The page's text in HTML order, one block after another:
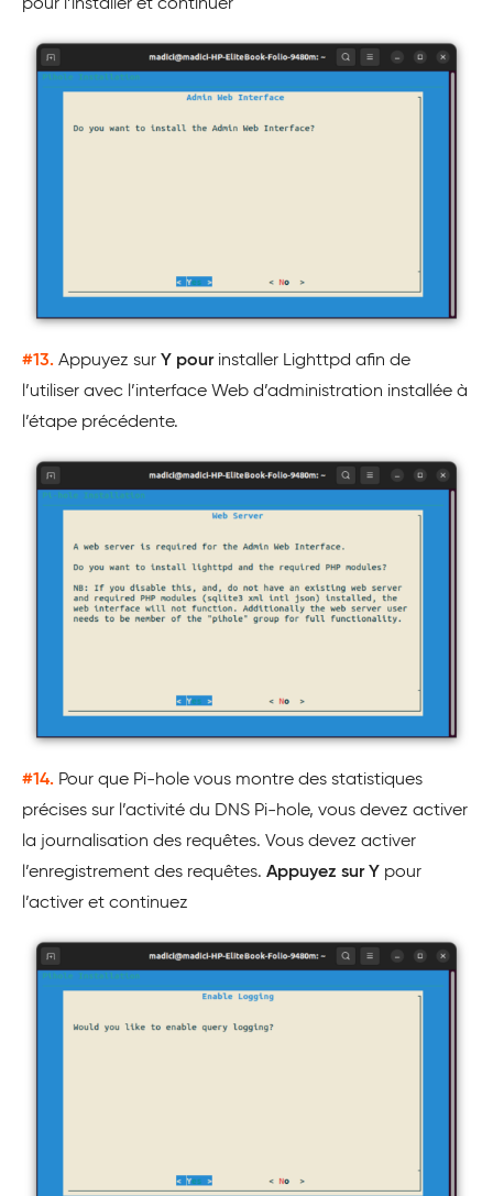
pour l’installer et continuer
#13. Appuyez sur Y pour installer Lighttpd afin de
l’utiliser avec l’interface Web d’administration installée à
l’étape précédente.
#14. Pour que Pi-hole vous montre des statistiques
précises sur l’activité du DNS Pi-hole, vous devez activer
la journalisation des requêtes. Vous devez activer
l’enregistrement des requêtes. Appuyez sur Y pour
l’activer et continuez